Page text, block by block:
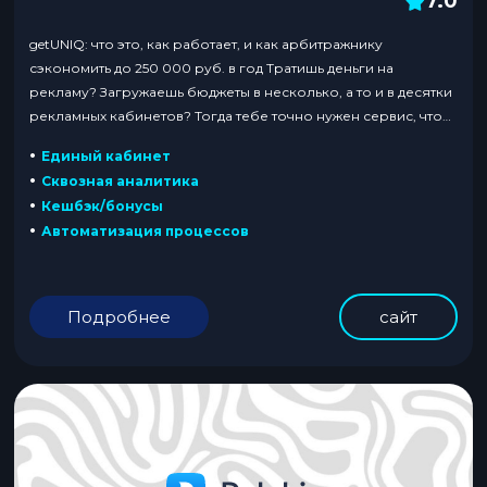
getUNIQ: что это, как работает, и как арбитражнику
сэкономить до 250 000 руб. в год Тратишь деньги на
рекламу? Загружаешь бюджеты в несколько, а то и в десятки
рекламных кабинетов? Тогда тебе точно нужен сервис, что
централизованно управлять бюджетами. Сегодня расскажем
тебе про все плюшки такого сервиса и объясним,...
• Единый кабинет
• Сквозная аналитика
• Кешбэк/бонусы
• Автоматизация процессов
Подробнее сайт